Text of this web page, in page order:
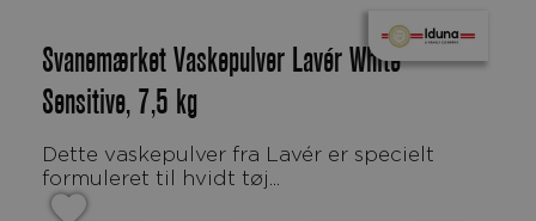
Svanemærket Vaskepulver Lavér White
Sensitive, 7,5 kg
Dette vaskepulver fra Lavér er specielt
formuleret til hvidt tøj...